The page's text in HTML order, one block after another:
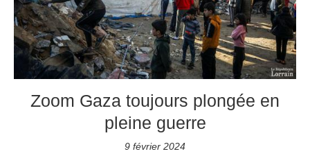
Zoom Gaza toujours plongée en
pleine guerre
9 février 2024